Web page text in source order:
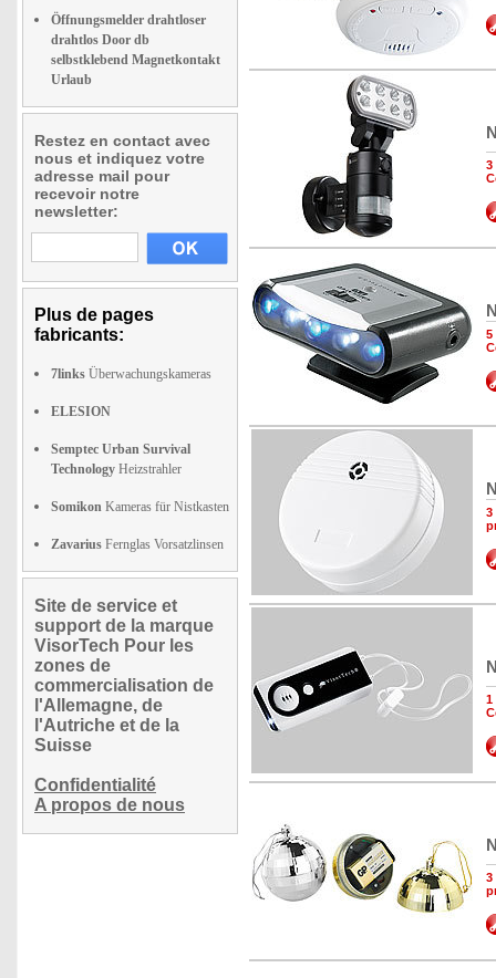
Öffnungsmelder drahtloser
drahtlos Door db
selbstklebend Magnetkontakt
Urlaub
Restez en contact avec
nous et indiquez votre
adresse mail pour
recevoir notre
newsletter:
Plus de pages
fabricants:
7links Überwachungskameras
ELESION
Semptec Urban Survival
Technology Heizstrahler
Somikon Kameras für Nistkasten
Zavarius Fernglas Vorsatzlinsen
Site de service et
support de la marque
VisorTech Pour les
zones de
commercialisation de
l'Allemagne, de
l'Autriche et de la
Suisse
Confidentialité
A propos de nous
3
5
3
1
3